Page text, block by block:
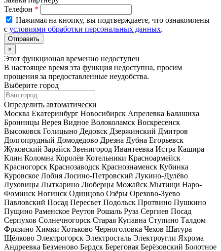
Телефон *
Нажимая на кнопку, вы подтверждаете, что ознакомлены
с условиями обработки персональных данных.
×
Этот функционал временно недоступен
В настоящее время эта функция недоступна, просим
прощения за предоставленные неудобства.
Выберите город
Определить автоматически
Москва Екатеринбург Новосибирск Апрелевка Балашиха
Бронницы Верея Видное Волоколамск Воскресенск
Высоковск Голицыно Дедовск Дзержинский Дмитров
Долгопрудный Домодедово Дрезна Дубна Егорьевск
Жуковский Зарайск Звенигород Ивантеевка Истра Кашира
Клин Коломна Королёв Котельники Красноармейск
Красногорск Краснозаводск Краснознаменск Кубинка
Куровское Лобня Лосино-Петровский Лукино-Дулёво
Луховицы Лыткарино Люберцы Можайск Мытищи Наро-
Фоминск Ногинск Одинцово Озёры Орехово-Зуево
Павловский Посад Пересвет Подольск Протвино Пушкино
Пущино Раменское Реутов Рошаль Руза Сергиев Посад
Серпухов Солнечногорск Старая Купавна Ступино Талдом
Фрязино Химки Хотьково Черноголовка Чехов Шатура
Щёлково Электрогорск Электросталь Электроугли Яхрома
Андреевка Безменово Бердск Береговая Берёзовский Болотное